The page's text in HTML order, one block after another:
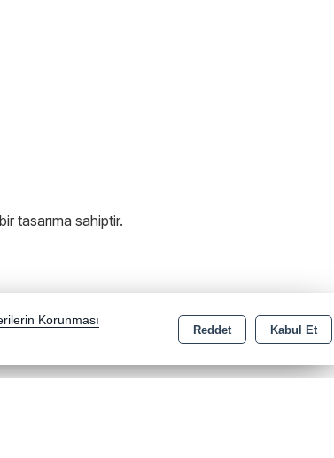
tasarıma sahiptir.
Korunması
Reddet Kabul Et